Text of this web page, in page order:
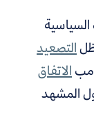
التصعيد
الاتفاق
المشهد